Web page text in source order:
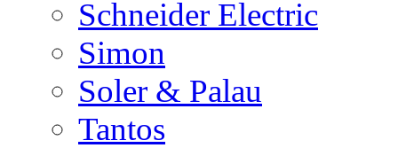
Schneider Electric
Simon
Soler & Palau
Tantos